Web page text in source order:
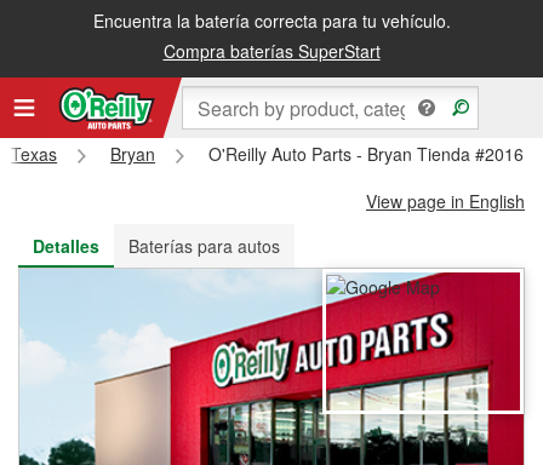
Encuentra la batería correcta para tu vehículo.
Compra baterías SuperStart
Recibe tu orden gratis al día siguiente o recógela en la tienda
Texas Bryan
O'Reilly Auto Parts - Bryan Tienda #2016
View page in English
Detalles
Baterías para autos